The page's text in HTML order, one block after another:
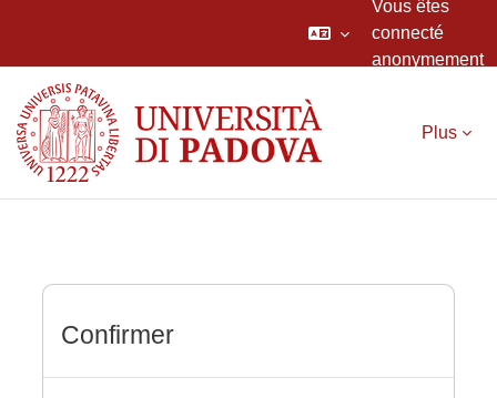
Vous êtes
connecté
anonymement
Plus
Confirmer